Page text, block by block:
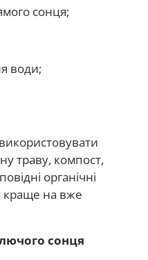
сонця;
води;
траву, компост,
органічні
краще на вже
сонця